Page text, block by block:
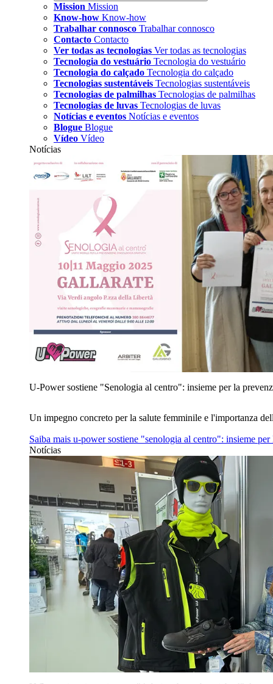
Mission Mission
Know-how Know-how
Trabalhar connosco Trabalhar connosco
Contacto Contacto
Ver todas as tecnologias Ver todas as tecnologias
Tecnologia do vestuário Tecnologia do vestuário
Tecnologia do calçado Tecnologia do calçado
Tecnologias sustentáveis Tecnologias sustentáveis
Tecnologias de palmilhas Tecnologias de palmilhas
Tecnologias de luvas Tecnologias de luvas
Notícias e eventos Notícias e eventos
Blogue Blogue
Vídeo Vídeo
Notícias
U‑Power sostiene "Senologia al centro": insieme per la
Un impegno concreto per la salute femminile e l'importanza
Saiba mais u‑power sostiene "senologia al centro": insieme
Notícias